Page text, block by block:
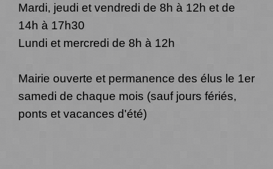
Mardi, jeudi et vendredi de 8h à 12h et de
14h à 17h30
Lundi et mercredi de 8h à 12h
Mairie ouverte et permanence des élus le 1er
samedi de chaque mois (sauf jours fériés,
ponts et vacances d'été)